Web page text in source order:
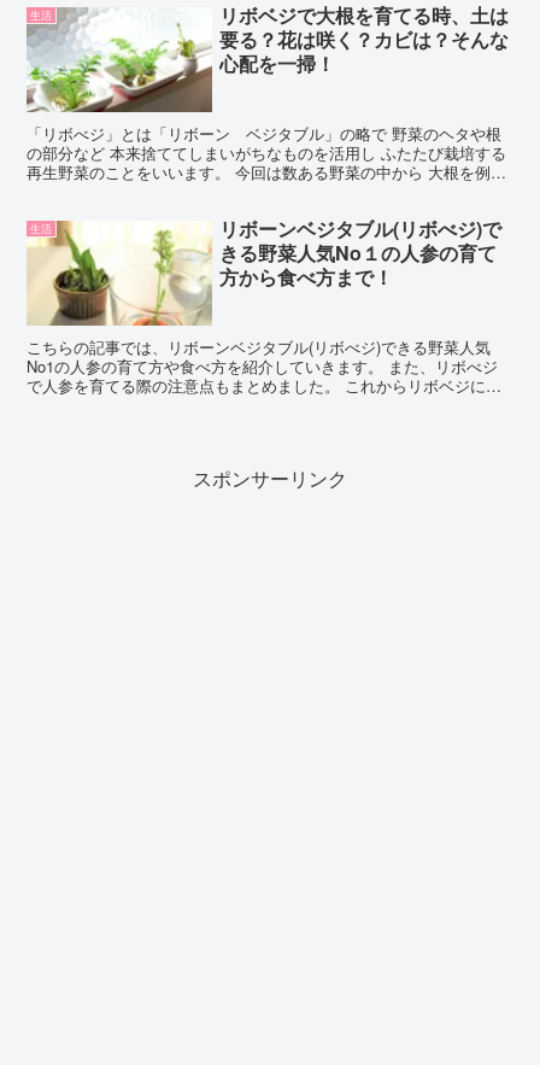
生活
リボベジで大根を育てる時、土は
要る？花は咲く？カビは？そんな
心配を一掃！
「リボべジ」とは「リボーン ベジタブル」の略で 野菜のヘタや根
の部分など 本来捨ててしまいがちなものを活用し ふたたび栽培する
再生野菜のことをいいます。 今回は数ある野菜の中から 大根を例に
生活
リボーンベジタブル(リボべジ)で
きる野菜人気No１の人参の育て
方から食べ方まで！
こちらの記事では、リボーンベジタブル(リボべジ)できる野菜人気
No1の人参の育て方や食べ方を紹介していきます。 また、リボべジ
で人参を育てる際の注意点もまとめました。 これからリボベジに挑
スポンサーリンク